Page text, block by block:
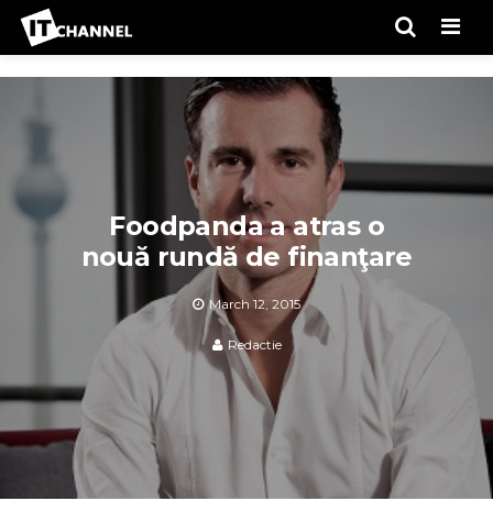
Foodpanda a atras o
nouă rundă de finanţare
March 12, 2015
Redactie